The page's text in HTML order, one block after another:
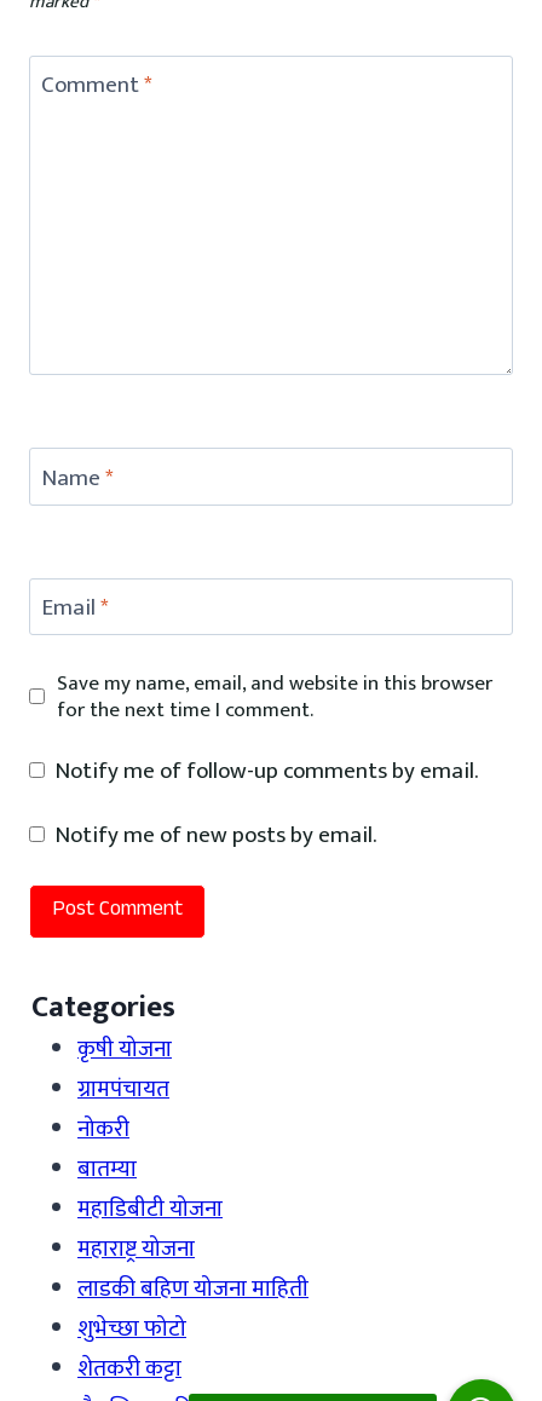
Comment*
Name*
Email*
Save my name, email, and website in this browser
for the next time I comment.
Notify me of follow-up comments by email.
Notify me of new posts by email.
Categories
कृषी योजना
ग्रामपंचायत
नोकरी
बातम्या
महाडिबीटी योजना
महाराष्ट्र योजना
लाडकी बहिण योजना माहिती
शुभेच्छा फोटो
शेतकरी कट्टा